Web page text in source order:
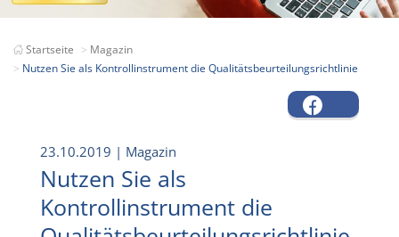
Startseite
Magazin
Nutzen Sie als Kontrollinstrument die Qualitätsbeurteilungsrichtlinie
23.10.2019 | Magazin
Nutzen Sie als
Kontrollinstrument die